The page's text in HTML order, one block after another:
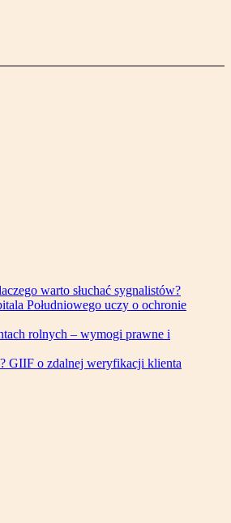
warto słuchać sygnalistów?
Południowego uczy o ochronie
rolnych – wymogi prawne i
GIIF o zdalnej weryfikacji klienta